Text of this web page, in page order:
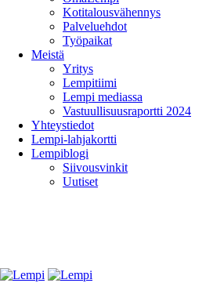
Kotitalousvähennys
Palveluehdot
Työpaikat
Meistä
Yritys
Lempitiimi
Lempi mediassa
Vastuullisuusraportti 2024
Yhteystiedot
Lempi-lahjakortti
Lempiblogi
Siivousvinkit
Uutiset